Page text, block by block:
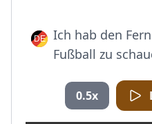
Ich hab den
Fußball zu
0.5x